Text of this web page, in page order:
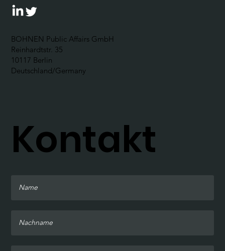
BOHNEN Public Affairs GmbH
Reinhardtstr. 35
10117 Berlin
Deutschland/Germany
Kontakt